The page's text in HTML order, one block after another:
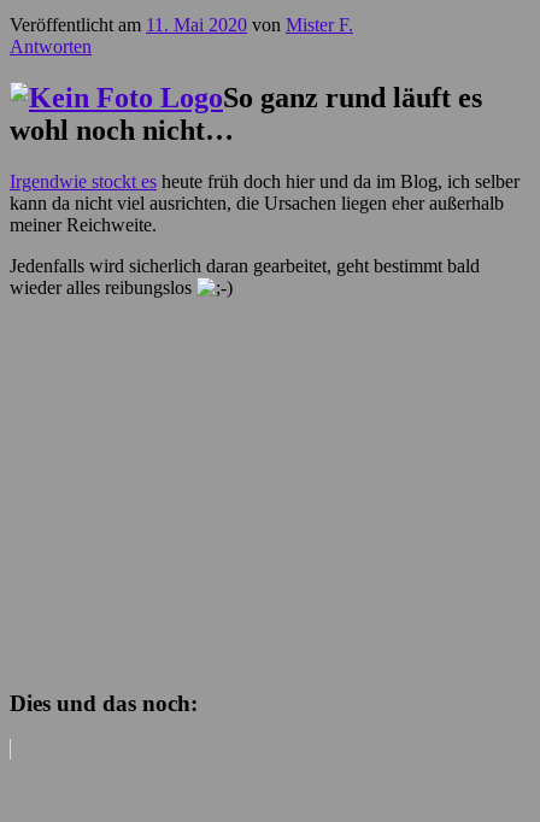
Veröffentlicht am 11. Mai 2020 von Mister F.
Antworten
So ganz rund läuft es
wohl noch nicht…
Irgendwie stockt es heute früh doch hier und da im Blog, ich selber
kann da nicht viel ausrichten, die Ursachen liegen eher außerhalb
meiner Reichweite.
Jedenfalls wird sicherlich daran gearbeitet, geht bestimmt bald
wieder alles reibungslos
Dies und das noch: